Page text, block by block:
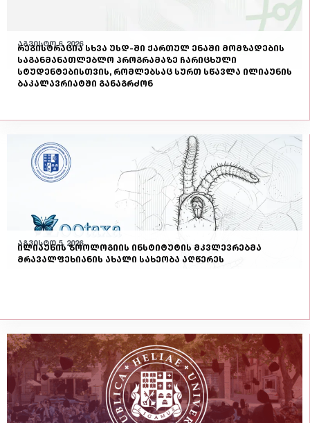
აგვისტო 6, 2026
რეგისტრაცია სხვა უსდ-ში ქართულ ენაში მომზადების
საგანმანათლებლო პროგრამაზე ჩარიცხული
სტუდენტებისთვის, რომლებსაც სურთ სწავლა ილიაუნის
ბაკალავრიატში განაგრძონ
აგვისტო 5, 2026
ილიაუნის ზოოლოგიის ინსტიტუტის მკვლევრებმა
მრავალფეხიანის ახალი სახეობა აღწერეს